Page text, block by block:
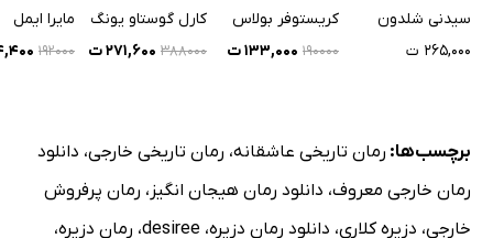
سیدنی شلدون
۲۶۵,۰۰۰ ت
کریستوفر بولاس
۱۹۰۰۰۰ ۱۳۳,۰۰۰ ت
نیچه
کارل گوستاو یونگ
۳۸۸۰۰۰ ۲۷۱,۶۰۰ ت
شوروی
مایرا ایمل
۱۹۲۰۰۰
برچسب‌ها: رمان تاریخی عاشقانه، رمان تاریخی خارجی، دانلود
رمان خارجی معروف، دانلود رمان هیجان انگیز ، رمان پرفروش
خارجی، دزیره کلاری، دانلود رمان دزیره، desiree، رمان دزیره،